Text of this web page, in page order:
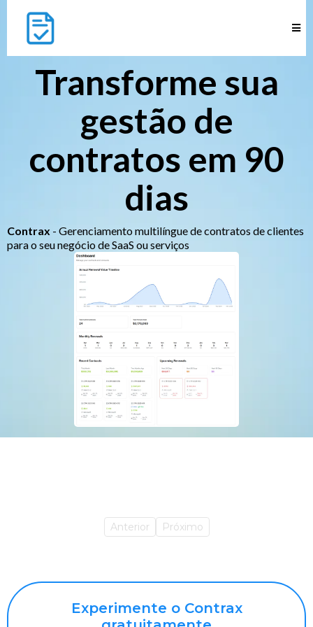
Transforme sua
gestão de
contratos em 90
dias
Contrax - Gerenciamento multilíngue de contratos de clientes
para o seu negócio de SaaS ou serviços
Anterior Próximo
Experimente o Contrax